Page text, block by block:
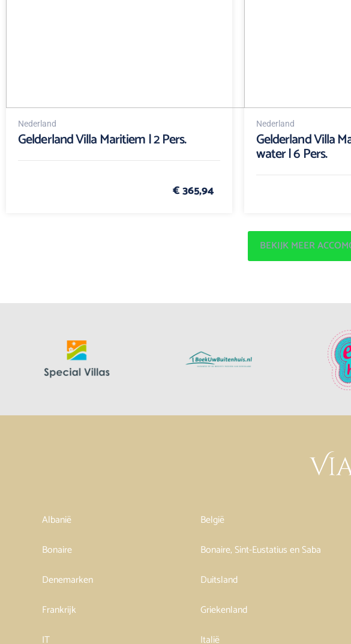
Nederland
Gelderland Villa Maritiem | 2 Pers.
€ 365,94
Nederland
Gelderland Villa
water | 6 Pers.
BEKIJK MEER
Albanië België
Bonaire
Bonaire, Sint-Eustatius en Saba
Denemarken
Duitsland
Frankrijk
Griekenland
IT
Italië